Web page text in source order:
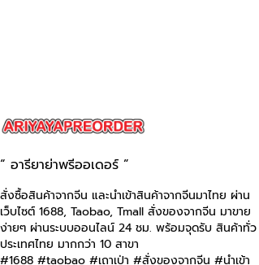
“ อารียาย่าพรีออเดอร์ ”
สั่งซื้อสินค้าจากจีน และนำเข้าสินค้าจากจีนมาไทย ผ่าน
เว็บไซต์ 1688, Taobao, Tmall สั่งของจากจีน มาขาย
ง่ายๆ ผ่านระบบออนไลน์ 24 ชม. พร้อมจุดรับ สินค้าทั่ว
ประเทศไทย มากกว่า 10 สาขา
#1688 #taobao #เถาเป่า #สั่งของจากจีน #นําเข้า